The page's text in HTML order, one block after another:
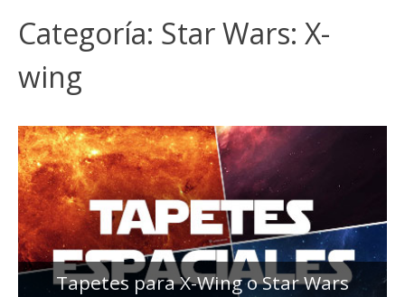
Categoría: Star Wars: X-
wing
Tapetes para X-Wing o Star Wars